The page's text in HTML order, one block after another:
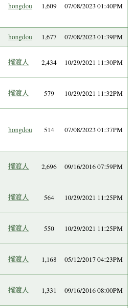
hongdou 1,609 07/08/2023 01:40PM
hongdou 1,677 07/08/2023 01:39PM
擺渡人 2,434 10/29/2021 11:30PM
擺渡人 579 10/29/2021 11:32PM
hongdou 514 07/08/2023 01:37PM
擺渡人 2,696 09/16/2016 07:59PM
擺渡人 564 10/29/2021 11:25PM
擺渡人 550 10/29/2021 11:25PM
擺渡人 1,168 05/12/2017 04:23PM
擺渡人 1,331 09/16/2016 08:00PM